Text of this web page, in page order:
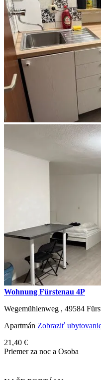
Wohnung Fürstenau 4P
Wegemühlenweg , 49584
Apartmán Zobraziť
21,40 €
Priemer za noc a Osoba